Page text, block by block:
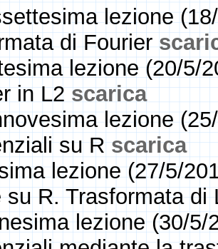
lezione
di Fourier
lezione (20/5/
in L2scarica
lezione
su Rscarica
lezione (27/5/
su R. Trasformata
lezione (30/5/